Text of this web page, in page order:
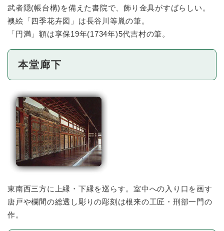
武者隠(帳台構)を備えた書院で、飾り金具がすばらしい。
襖絵「四季花卉図」は長谷川等胤の筆。
「円満」額は享保19年(1734年)5代吉村の筆。
本堂廊下
東南西三方に上縁・下縁を巡らす。室中への入り口を画す
唐戸や欄間の総透し彫りの彫刻は根来の工匠・刑部一門の
作。